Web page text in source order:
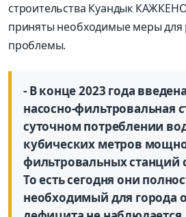
строительства Куандык
приняты необходимые меры для
проблемы.
- В конце 2023 года
насосно-фильтровальная
суточном потреблении
кубических метров
фильтровальных станций
То есть сегодня они
необходимый для города